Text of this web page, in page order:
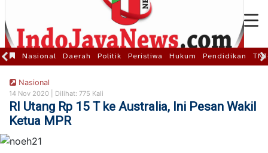
Nasional Daerah Politik Peristiwa Hukum Pendidikan
Nasional
14 Nov 2020 | Dilihat: 775 Kali
RI Utang Rp 15 T ke Australia, Ini Pesan Wakil
Ketua MPR